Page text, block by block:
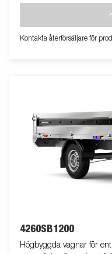
Kontakta återförsäljare för
4260SB1200
Högbyggda vagnar för